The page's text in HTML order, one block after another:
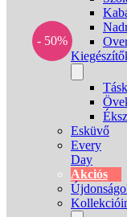
Esküvő
Every
Day
Akciós
- 50%